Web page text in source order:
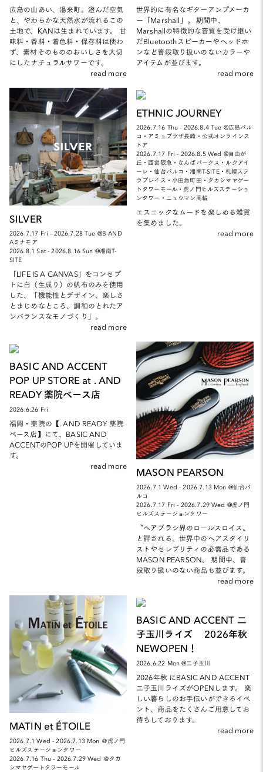
広島の山あい、湯来町。澄んだ空気
と、やわらかな天然水が流れるこの
土地で、KANは生まれています。 甘
味料・香料・着色料・保存料は使わ
ず、素材そのもののおいしさを大切
にしたナチュラルサワーです。
read more
世界的に有名なギターアンプメーカ
ー「Marshall」。 期間中、
Marshallの特徴的な音質を受け継い
だBluetoothスピーカーやヘッドホ
ンなど普段取り扱いのないカラーや
アイテムが並びます。
read more
SILVER
2026.7.17 Fri - 2026.7.28 Tue @B AND
Aミナモア
2026.8.1 Sat - 2026.8.16 Sun @湘南T-
SITE
「LIFE IS A CANVAS」をコンセプ
トに白（生成り）の帆布のみを使用
した、「機能性とデザイン、楽しさ
とまじめなところ、調和のとれたア
ンバランスなモノづくり」。
read more
ETHNIC JOURNEY
2026.7.16 Thu - 2026.8.4 Tue @広島パル
コ・アミュプラザ長崎・公式オンラインス
トア
2026.7.17 Fri - 2026.8.5 Wed @自由が
丘・西宮阪急・なんばパークス・ルクアイ
ーレ・仙台パルコ・湘南T-SITE・札幌ステ
ラプレイス・小田急町田・タカシマヤゲー
トタワーモール・虎ノ門ヒルズステーショ
ンタワー・ニュウマン高輪
エスニックなムードを楽しめる雑貨
を集めました。
read more
BASIC AND ACCENT
POP UP STORE at . AND
READY 薬院ベース店
2026.6.26 Fri
福岡・薬院の【. AND READY 薬院
ベース店】にて、BASIC AND
ACCENTのPOP UPを開催していま
す。
read more
MASON PEARSON
2026.7.1 Wed - 2026.7.13 Mon @仙台パ
ルコ
2026.7.17 Fri - 2026.7.29 Wed @虎ノ門
ヒルズステーションタワー
〝ヘアブラシ界のロールスロイス〟
と評される、世界中のヘアスタイリ
ストやセレブリティの必需品である
MASON PEARSON。 期間中、普
段取り扱いのない商品も並びます。
read more
MATIN et ÉTOILE
2026.7.1 Wed - 2026.7.13 Mon ＠虎ノ門
ヒルズステーションタワー
2026.7.16 Thu - 2026.7.29 Wed ＠タカ
シマヤゲートタワーモール
BASIC AND ACCENT 二
子玉川ライズ 2026年秋
NEWOPEN！
2026.6.22 Mon @二子玉川
2026年秋 にBASIC AND ACCENT
二子玉川ライズがOPENします。 楽
しい暮らしのお手伝いができるイベ
ント、商品をたくさんご用意してお
待ちしております。
read more